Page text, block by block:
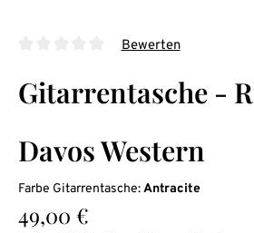
Bewerten
Gitarrentasche -
Davos Western
Farbe Gitarrentasche:Antracite
Regulärer Preis:
49,00 €